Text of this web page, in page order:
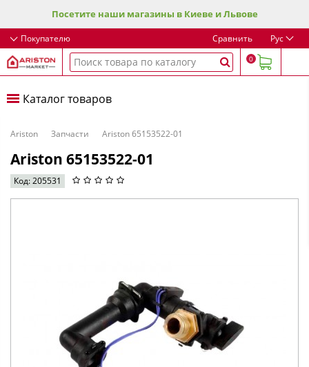
Посетите наши магазины в Киеве и Львове
Покупателю Сравнить Рус
0
Каталог товаров
Ariston Запчасти Ariston 65153522-01
Ariston 65153522-01
Код: 205531